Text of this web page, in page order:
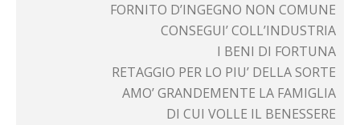
FORNITO D’INGEGNO NON COMUNE
CONSEGUI’ COLL’INDUSTRIA
I BENI DI FORTUNA
RETAGGIO PER LO PIU’ DELLA SORTE
AMO’ GRANDEMENTE LA FAMIGLIA
DI CUI VOLLE IL BENESSERE